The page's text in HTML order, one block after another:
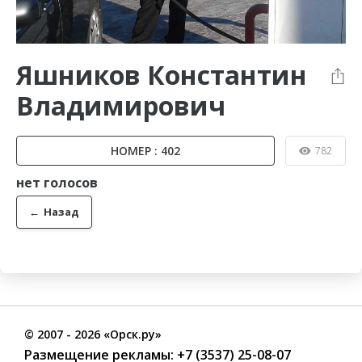
Яшников Константин
Владимирович
НОМЕР : 402 782
нет голосов
← Назад
© 2007 - 2026 «Орск.ру»
Размещение рекламы: +7 (3537) 25-08-07